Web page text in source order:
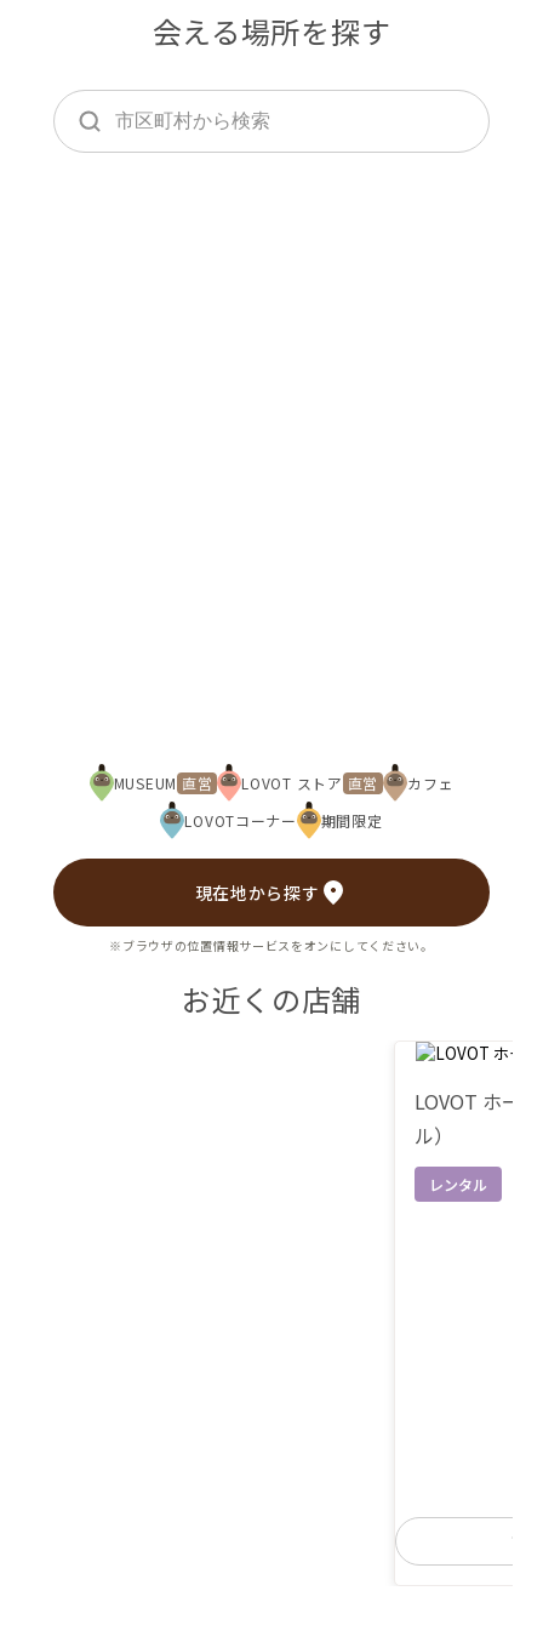
LOVOT 2.0
大切な方への贈りものとして
今月のキャンペーン情報
24回分割払い特別低金利
これからLOVOTをお迎えしたい方へ
お迎えを迷われている方へ
お役立ちガイド
定期メンテナンス・治療
LOVOT コンシェルジュ
ウェブマニュアル
ウェブFAQ(よくある質問)
OFFICE LOVOT
LOVOT 導入事例
法人様限定 無料お試し導入
ふるさと納税
会える場所を探す
MUSEUM 直営 LOVOT ストア 直営
カフェ
LOVOTコーナー
期間限定
現在地から探す
※ブラウザの位置情報サービスをオンにしてください。
お近くの店舗
LOVOT ホー
ル）
レンタル
詳